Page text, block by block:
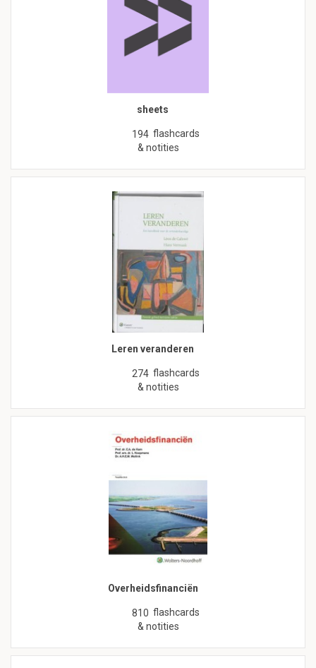
sheets
194 flashcards
& notities
Leren veranderen
274 flashcards
& notities
Overheidsfinanciën
810 flashcards
& notities